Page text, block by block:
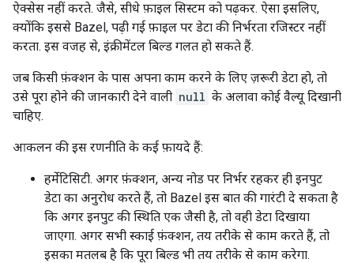
ऐक्सेस नहीं करते. जैसे, सीधे फ़ाइल सिस्टम को पढ़कर. ऐसा इसलिए,
क्योंकि इससे Bazel, पढ़ी गई फ़ाइल पर डेटा की निर्भरता रजिस्टर नहीं
करता. इस वजह से, इंक्रीमेंटल बिल्ड गलत हो सकते हैं.
जब किसी फ़ंक्शन के पास अपना काम करने के लिए ज़रूरी डेटा हो, तो
उसे पूरा होने की जानकारी देने वाली null के अलावा कोई वैल्यू दिखानी
चाहिए.
आकलन की इस रणनीति के कई फ़ायदे हैं:
हर्मेटिसिटी. अगर फ़ंक्शन, अन्य नोड पर निर्भर रहकर ही इनपुट
डेटा का अनुरोध करते हैं, तो Bazel इस बात की गारंटी दे सकता है
कि अगर इनपुट की स्थिति एक जैसी है, तो वही डेटा दिखाया
जाएगा. अगर सभी स्काई फ़ंक्शन, तय तरीके से काम करते हैं, तो
इसका मतलब है कि पूरा बिल्ड भी तय तरीके से काम करेगा.